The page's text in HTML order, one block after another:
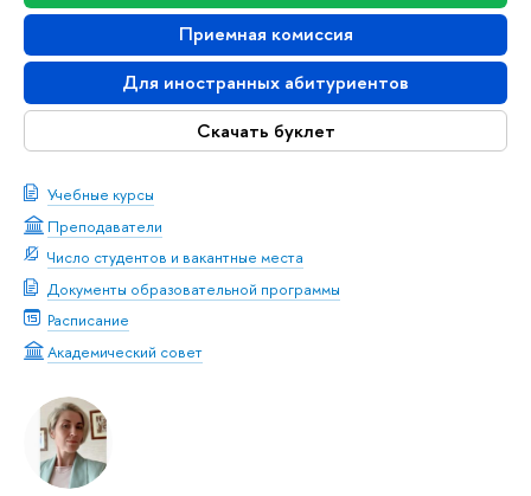
Приемная комиссия
Для иностранных абитуриентов
Скачать буклет
Учебные курсы
Преподаватели
Число студентов и вакантные места
Документы образовательной программы
Расписание
Академический совет